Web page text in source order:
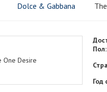
Dolce & Gabbana
Пол:
Год